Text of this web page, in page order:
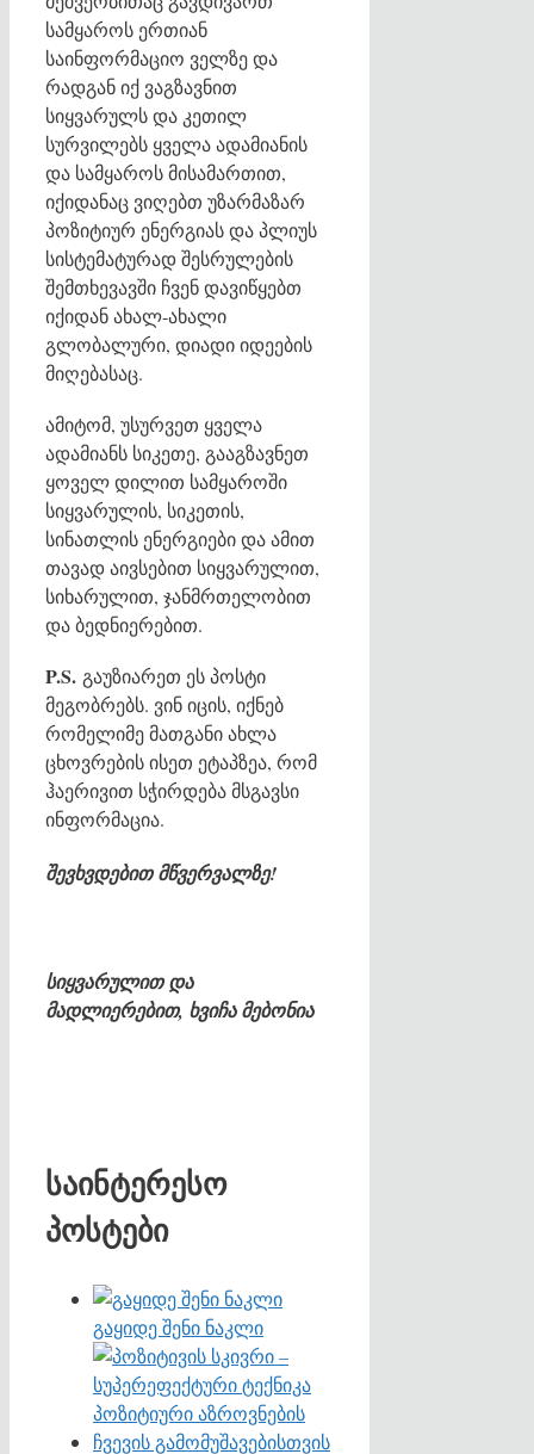
სამყაროს ერთიან
საინფორმაციო ველზე და
რადგან იქ ვაგზავნით
სიყვარულს და კეთილ
სურვილებს ყველა ადამიანის
და სამყაროს მისამართით,
იქიდანაც ვიღებთ უზარმაზარ
პოზიტიურ ენერგიას და პლიუს
სისტემატურად შესრულების
შემთხევავში ჩვენ დავიწყებთ
იქიდან ახალ-ახალი
გლობალური, დიადი იდეების
მიღებასაც.
ამიტომ, უსურვეთ ყველა
ადამიანს სიკეთე, გააგზავნეთ
ყოველ დილით სამყაროში
სიყვარულის, სიკეთის,
სინათლის ენერგიები და ამით
თავად აივსებით სიყვარულით,
სიხარულით, ჯანმრთელობით
და ბედნიერებით.
P.S. გაუზიარეთ ეს პოსტი
მეგობრებს. ვინ იცის, იქნებ
რომელიმე მათგანი ახლა
ცხოვრების ისეთ ეტაპზეა, რომ
ჰაერივით სჭირდება მსგავსი
ინფორმაცია.
შევხვდებით მწვერვალზე!
სიყვარულით და
მადლიერებით, ხვიჩა მებონია
საინტერესო
პოსტები
გაყიდე შენი ნაკლი